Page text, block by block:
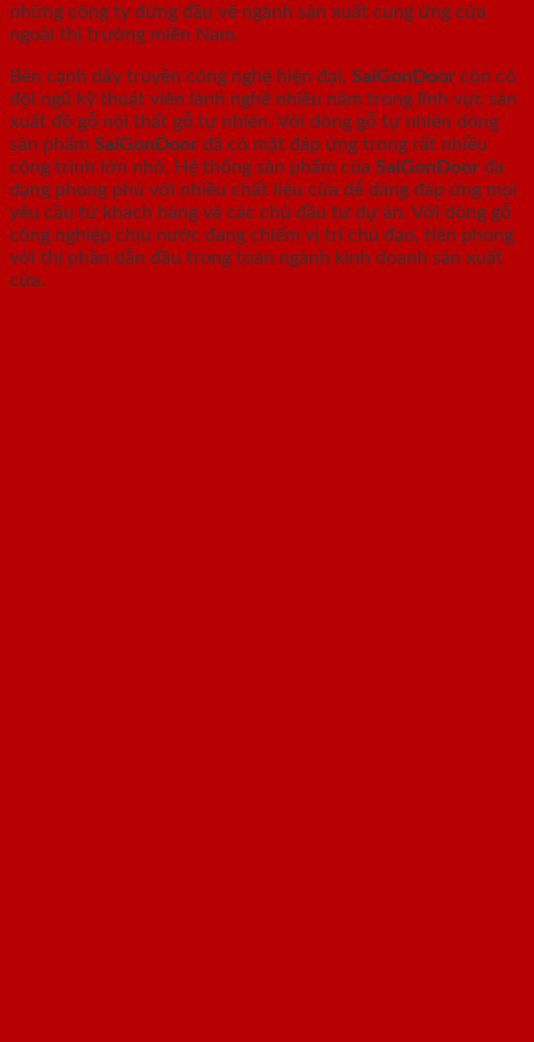
những công ty đứng đầu về ngành sản xuất cung ứng cửa
ngoài thị trường miền Nam.
Bên cạnh dây truyền công nghệ hiện đại, SaiGonDoor còn có
đội ngũ kỹ thuật viên lành nghề nhiều năm trong lĩnh vực sản
xuất đồ gỗ nội thất gỗ tự nhiên. Với dòng gỗ tự nhiên dòng
sản phẩm SaiGonDoor đã có mặt đáp ứng trong rất nhiều
công trình lớn nhỏ. Hệ thống sản phẩm của SaiGonDoor đa
dạng phong phú với nhiều chất liệu cửa dễ dàng đáp ứng mọi
yêu cầu từ khách hàng và các chủ đầu tư dự án. Với dòng gỗ
công nghiệp chịu nước đang chiếm vị trí chủ đạo, tiên phong
với thị phần dẫn đầu trong toàn ngành kinh doanh sản xuất
cửa.